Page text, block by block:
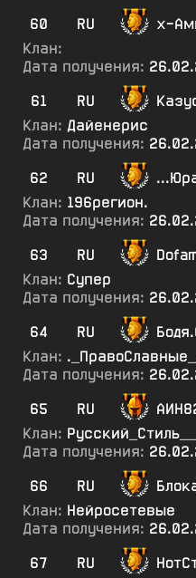
60
RU
х-
Клан:
Дата получения:
61
RU
Клан: Дайенерис
Дата получения:
62
RU
Клан: 196регион.
Дата получения:
63
RU
Клан: Супер
Дата получения:
64
RU
Клан:
Дата получения:
65
RU
Клан: Русский_Стиль___
Дата получения:
66
RU
Клан: Нейросетевые
Дата получения:
67
RU